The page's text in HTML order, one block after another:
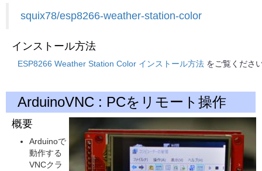
squix78/esp8266-weather-station-color
インストール方法
ESP8266 Weather Station Color インストール方法 をご覧くださ
ArduinoVNC : PCをリモート操作
概要
Arduinoで
動作する
VNCクラ